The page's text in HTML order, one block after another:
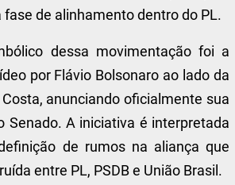
fase de alinhamento dentro do PL.
dessa movimentação foi a
por Flávio Bolsonaro ao lado da
anunciando oficialmente sua
Senado. A iniciativa é interpretada
de rumos na aliança que
entre PL, PSDB e União Brasil.